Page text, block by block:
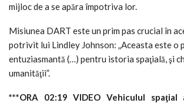
mijloc de a se apăra împotriva lor.
Misiunea DART este un prim pas crucial în
potrivit lui Lindley Johnson: „Aceasta este o
entuziasmantă (…) pentru istoria spaţială, şi
umanităţii”.
***ORA 02:19 VIDEO Vehiculul